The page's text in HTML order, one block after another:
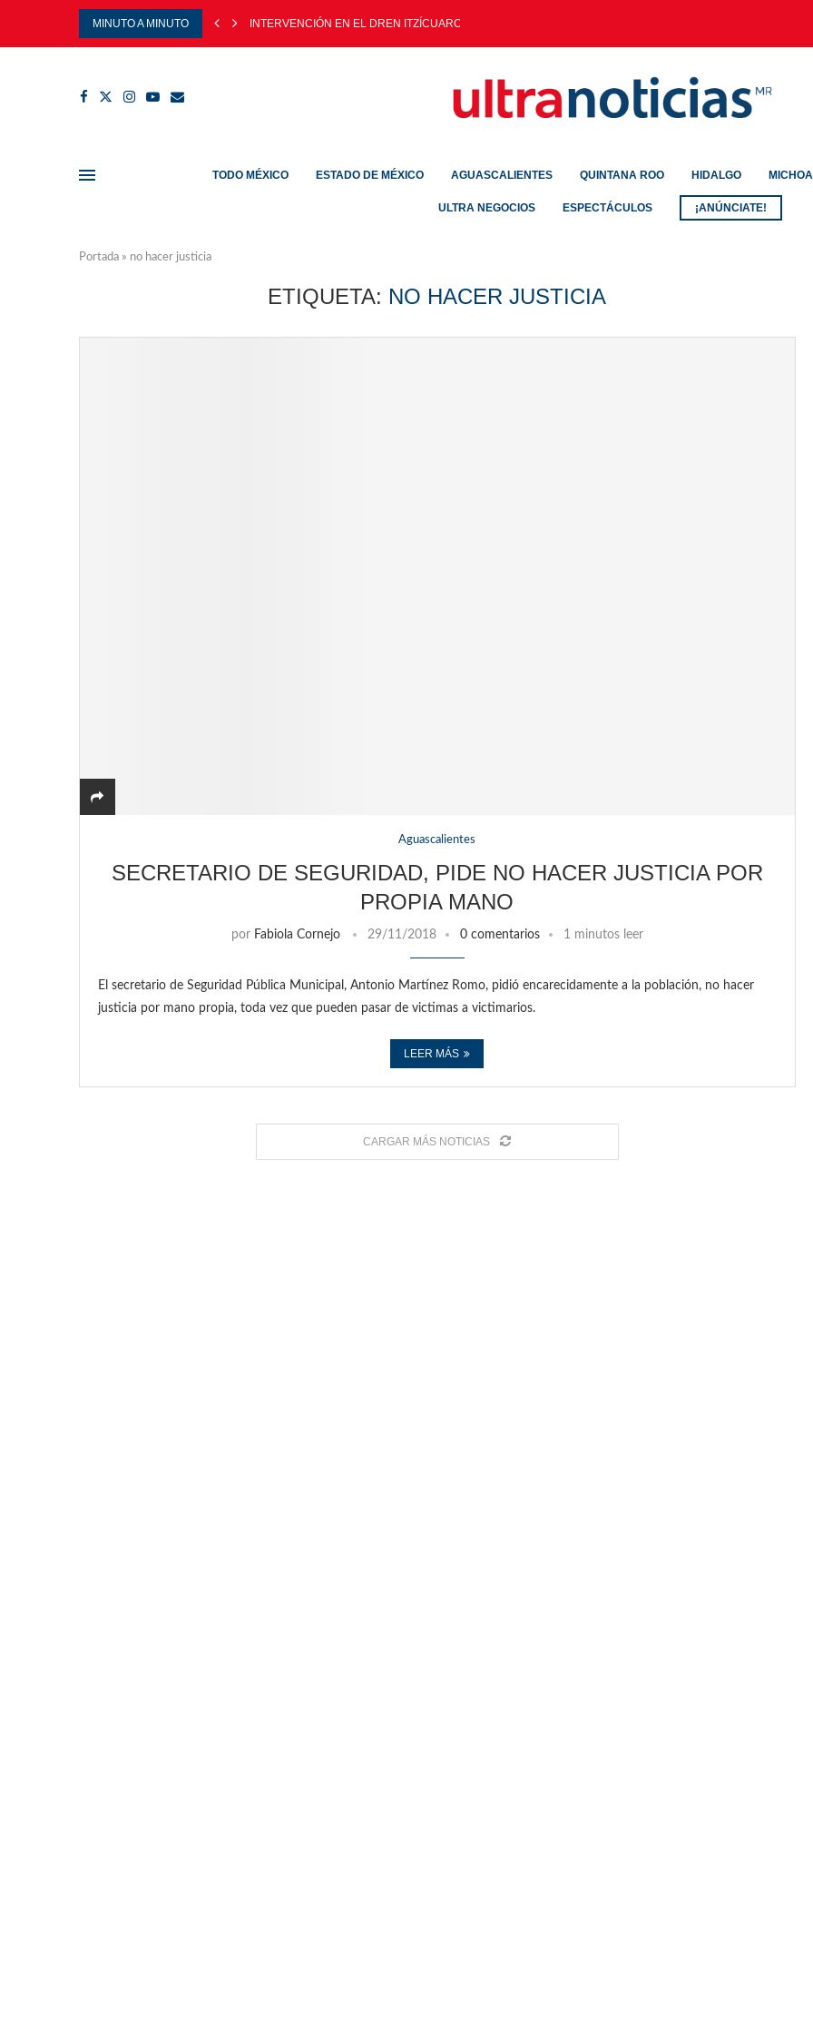
MINUTO A MINUTO INTERVENCIÓN EN EL DREN ITZÍCUARO MITIGARÁ INUNDACIONES AL...
TODO MÉXICO ESTADO DE MÉXICO AGUASCALIENTES QUINTANA ROO HIDALGO
ULTRA NEGOCIOS ESPECTÁCULOS ¡ANÚNCIATE!
Portada » no hacer justicia
ETIQUETA: NO HACER JUSTICIA
Aguascalientes
SECRETARIO DE SEGURIDAD, PIDE NO HACER JUSTICIA POR
PROPIA MANO
por Fabiola Cornejo 29/11/2018 0 comentarios 1 minutos leer
El secretario de Seguridad Pública Municipal, Antonio Martínez Romo, pidió encarecidamente a la población, no hacer
justicia por mano propia, toda vez que pueden pasar de victimas a victimarios.
LEER MÁS
CARGAR MÁS NOTICIAS